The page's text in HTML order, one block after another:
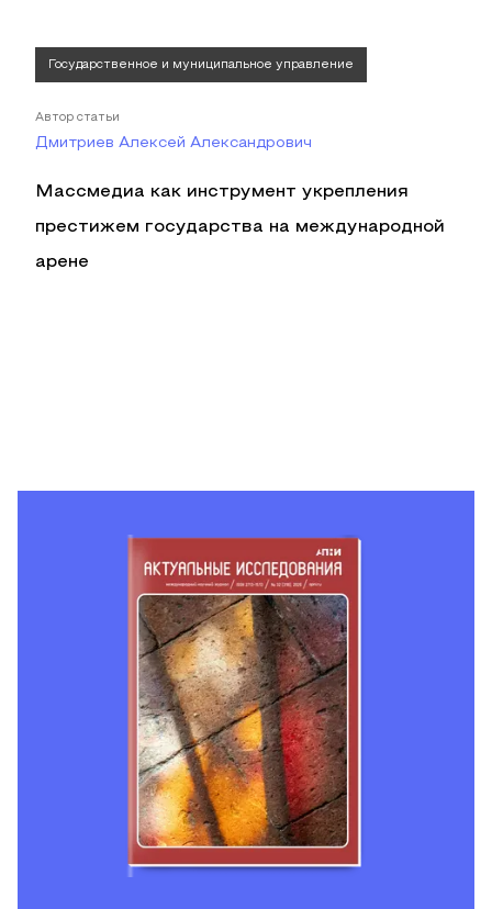
Государственное и муниципальное управление
Автор статьи
Дмитриев Алексей Александрович
Массмедиа как инструмент укрепления
престижем государства на международной
арене